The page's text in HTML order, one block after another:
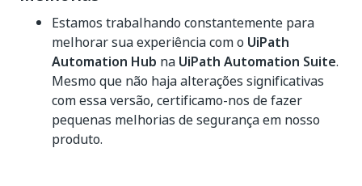
Estamos trabalhando constantemente para
melhorar sua experiência com o UiPath
Automation Hub na UiPath Automation Suite.
Mesmo que não haja alterações significativas
com essa versão, certificamo-nos de fazer
pequenas melhorias de segurança em nosso
produto.